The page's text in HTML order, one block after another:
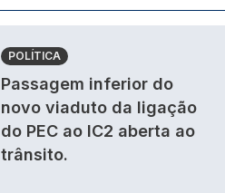
POLÍTICA
Passagem inferior do
novo viaduto da ligação
do PEC ao IC2 aberta ao
trânsito.